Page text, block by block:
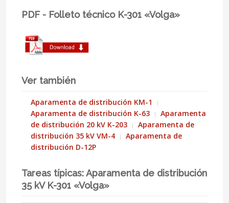
PDF - Folleto técnico K-301 «Volga»
Ver también
Aparamenta de distribución KM-1
Aparamenta de distribución K-63
Aparamenta
de distribución 20 kV K-203
Aparamenta de
distribución 35 kV VM-4
Aparamenta de
distribución D-12P
Tareas típicas: Aparamenta de distribución
35 kV K-301 «Volga»